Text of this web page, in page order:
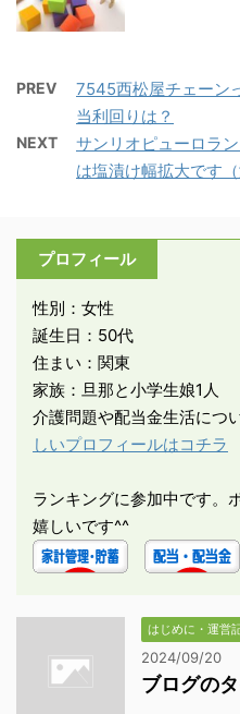
PREV
7545西松屋チェーン
当利回りは？
NEXT
サンリオピューロラ
は塩漬け幅拡大です（
プロフィール
性別：女性
誕生日：50代
住まい：関東
家族：旦那と小学生娘1人
介護問題や配当金生活につ
しいプロフィールはコチラ
ランキングに参加中です。
嬉しいです^^
はじめに・運営
2024/09/20
ブログの